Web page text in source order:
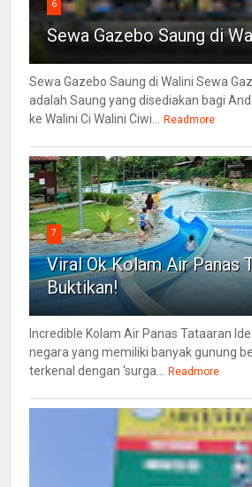
6
Sewa Gazebo Saung di
Sewa Gazebo Saung di Walini Sewa
adalah Saung yang disediakan bagi
ke Walini Ci Walini Ciwi...
Readmore
7
Viral Ok Kolam Air Panas
Buktikan!
Incredible Kolam Air Panas Tataaran
negara yang memiliki banyak gunung
terkenal dengan 'surga...
Readmore